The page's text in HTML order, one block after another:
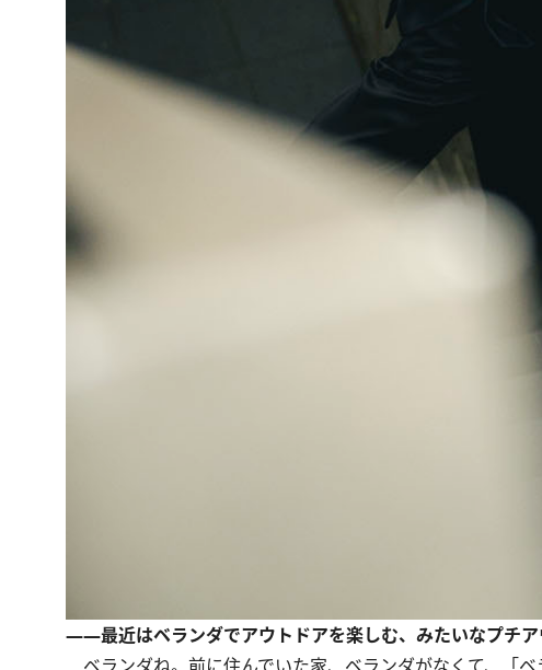
――最近はベランダでアウトドアを楽しむ、みたいなプチア